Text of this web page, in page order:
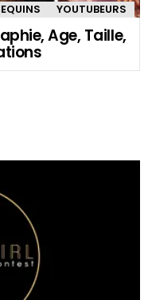
YOUTUBEURS
Age, Taille,